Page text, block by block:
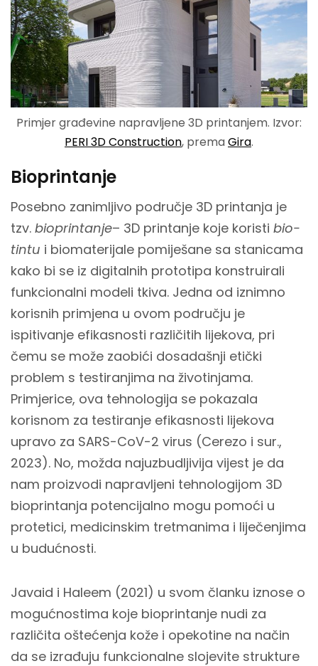
Primjer građevine napravljene 3D printanjem. Izvor:
PERI 3D Construction, premaGira.
Bioprintanje
Posebno zanimljivo područje 3D printanja je
tzv. bioprintanje– 3D printanje koje koristi bio-
tintu i biomaterijale pomiješane sa stanicama
kako bi se iz digitalnih prototipa konstruirali
funkcionalni modeli tkiva. Jedna od iznimno
korisnih primjena u ovom području je
ispitivanje efikasnosti različitih lijekova, pri
čemu se može zaobići dosadašnji etički
problem s testiranjima na životinjama.
Primjerice, ova tehnologija se pokazala
korisnom za testiranje efikasnosti lijekova
upravo za SARS-CoV-2 virus (Cerezo i sur.,
2023). No, možda najuzbudljivija vijest je da
nam proizvodi napravljeni tehnologijom 3D
bioprintanja potencijalno mogu pomoći u
protetici, medicinskim tretmanima i liječenjima
u budućnosti.
Javaid i Haleem (2021) u svom članku iznose o
mogućnostima koje bioprintanje nudi za
različita oštećenja kože i opekotine na način
da se izrađuju funkcionalne slojevite strukture